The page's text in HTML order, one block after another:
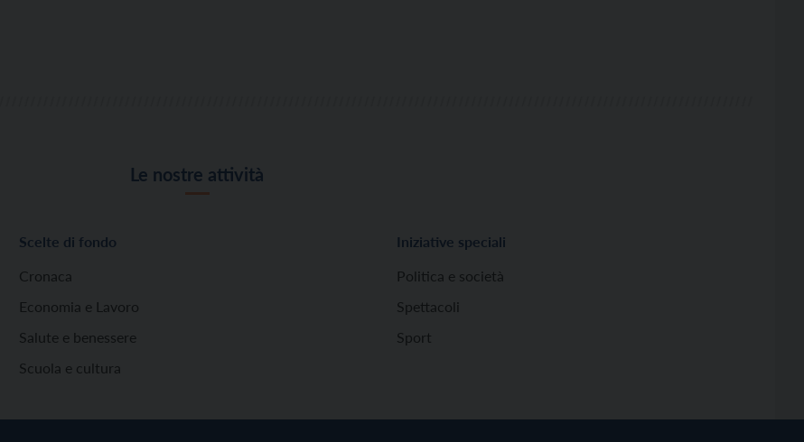
Le nostre attività
Scelte di fondo
Cronaca
Economia e Lavoro
Salute e benessere
Scuola e cultura
Iniziative speciali
Politica e società
Spettacoli
Sport